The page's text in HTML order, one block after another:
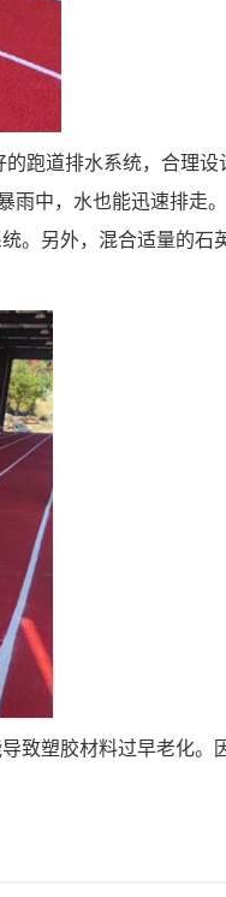
跑道排水系统，合理
中，水也能迅速排走。
。另外，混合适量的石
致塑胶材料过早老化。